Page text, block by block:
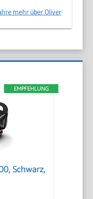
mehr über Oliver
EMPFEHLUNG
Schwarz,